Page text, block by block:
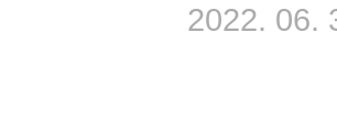
2022. 06.